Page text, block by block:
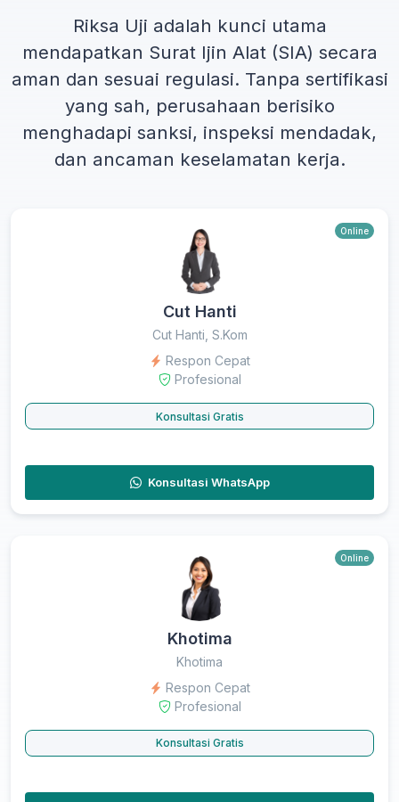
Riksa Uji adalah kunci utama
mendapatkan Surat Ijin Alat (SIA) secara
aman dan sesuai regulasi. Tanpa sertifikasi
yang sah, perusahaan berisiko
menghadapi sanksi, inspeksi mendadak,
dan ancaman keselamatan kerja.
Online
Cut Hanti
Cut Hanti, S.Kom
Respon Cepat
Profesional
Konsultasi Gratis
Konsultasi WhatsApp
Online
Khotima
Khotima
Respon Cepat
Profesional
Konsultasi Gratis